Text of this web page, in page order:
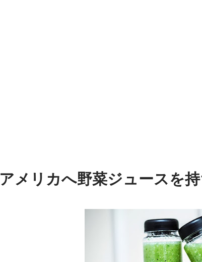
アメリカへ野菜ジュースを